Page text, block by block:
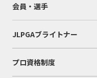
会員・選手
JLPGAブライトナー
プロ資格制度